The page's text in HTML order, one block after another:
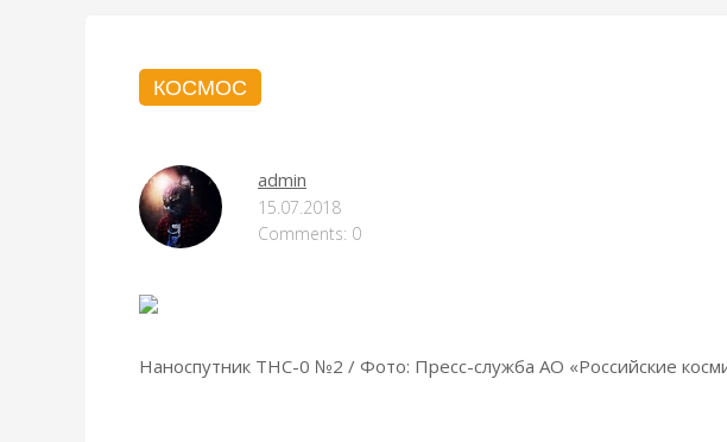
КОСМОС
admin
15.07.2018
Comments: 0
Наноспутник ТНС-0 №2 / Фото: Пресс-служба АО «Российские